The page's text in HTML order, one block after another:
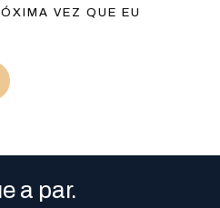
VEZ QUE EU
a par.